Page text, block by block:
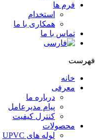
فرم ها
استخدام
همکاری با ما
تماس با ما
خانه
معرفی
درباره ما
پیام مدیرعامل
کنترل کیفیت
محصولات
لوله های UPVC